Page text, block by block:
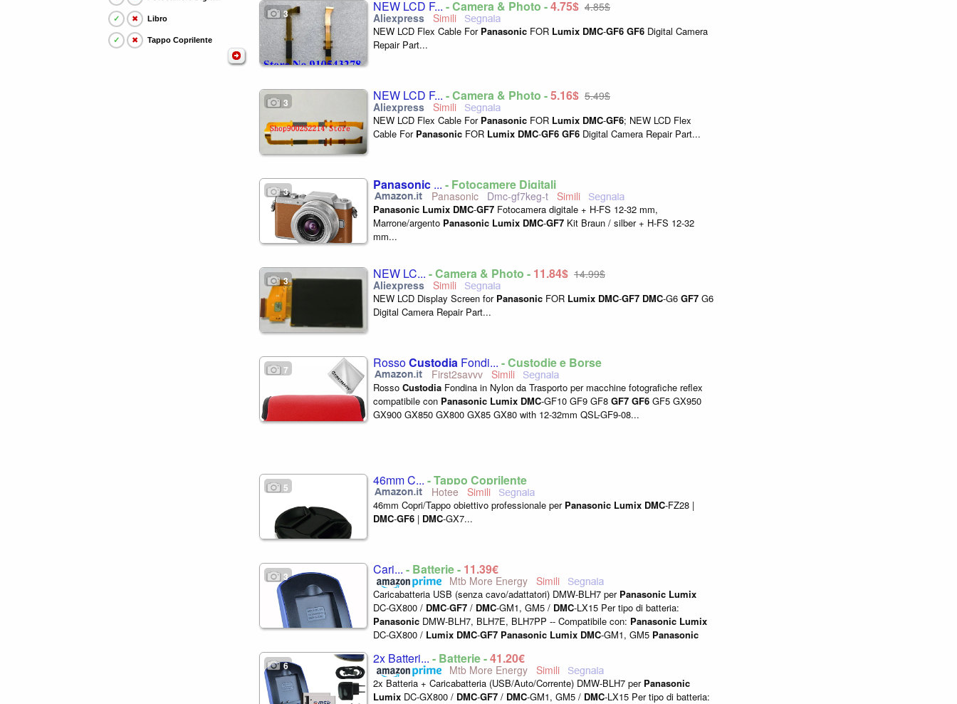
✓ ✖ Libro
✓ ✖ Tappo Coprilente
3 NEW LCD F... - Camera & Photo -4,75$ 4,85$
NEW LCD Flex Cable For Panasonic FOR Lumix DMC-GF6 GF6 Digital Camera
Repair Part...
3 NEW LCD F... - Camera & Photo -5,16$ 5,49$
NEW LCD Flex Cable For Panasonic FOR Lumix DMC-GF6; NEW LCD Flex
Cable For Panasonic FOR Lumix DMC-GF6 GF6 Digital Camera Repair Part...
3 Panasonic ... - Fotocamere Digitali
Panasonic Dmc-gf7keg-t
Panasonic Lumix DMC-GF7 Fotocamera digitale + H-FS 12-32 mm,
Marrone/argento Panasonic Lumix DMC-GF7 Kit Braun / silber + H-FS 12-32
mm...
3 NEW LC... - Camera & Photo - 11,84$ 14,99$
NEW LCD Display Screen for Panasonic FOR Lumix DMC-GF7 DMC-G6 GF7 G6
Digital Camera Repair Part...
7 RossoCustodia Fondi... - Custodie e Borse
First2savvv
Rosso Custodia Fondina in Nylon da Trasporto per macchine fotografiche reflex
compatibile con Panasonic Lumix DMC-GF10 GF9 GF8 GF7 GF6 GF5 GX950
GX900 GX850 GX800 GX85 GX80 with 12-32mm QSL-GF9-08...
5 46mm C... - Tappo Coprilente
Hotee
46mm Copri/Tappo obiettivo professionale per Panasonic Lumix DMC-FZ28 |
DMC-GF6 | DMC-GX7...
3 Cari... - Batterie - 11,39€
Mtb More Energy
Caricabatteria USB (senza cavo/adattatori) DMW-BLH7 per Panasonic Lumix
DC-GX800 / DMC-GF7 / DMC-GM1, GM5 / DMC-LX15 Per tipo di batteria:
Panasonic DMW-BLH7, BLH7E, BLH7PP -- Compatibile con: Panasonic Lumix
DC-GX800 / Lumix DMC-GF7 Panasonic Lumix DMC-GM1, GM5 Panasonic
6 2x Batteri... - Batterie -41,20€
Mtb More Energy
2x Batteria + Caricabatteria (USB/Auto/Corrente) DMW-BLH7 per Panasonic
Lumix DC-GX800 / DMC-GF7 / DMC-GM1, GM5 / DMC-LX15 Per tipo di batteria: